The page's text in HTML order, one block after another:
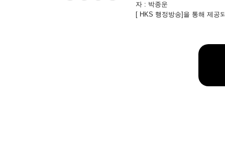
자 : 박종운
[ HKS 행정방송]을 통해 제공